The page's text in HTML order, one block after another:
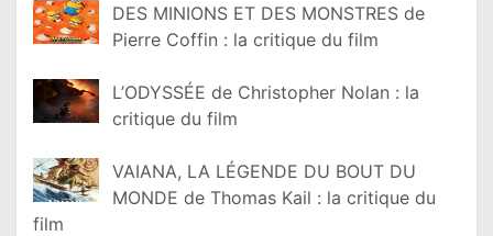
DES MINIONS ET DES MONSTRES de
Pierre Coffin : la critique du film
L’ODYSSÉE de Christopher Nolan : la
critique du film
VAIANA, LA LÉGENDE DU BOUT DU
MONDE de Thomas Kail : la critique du
film